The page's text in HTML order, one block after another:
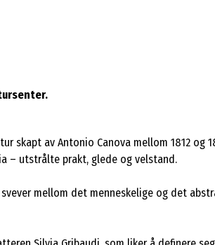
skapt av Antonio Canova mellom 1812 og
– utstrålte prakt, glede og velstand.
mellom det menneskelige og det